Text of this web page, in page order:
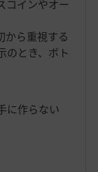
コインやオー
から重視する
のとき、ボト
に作らない